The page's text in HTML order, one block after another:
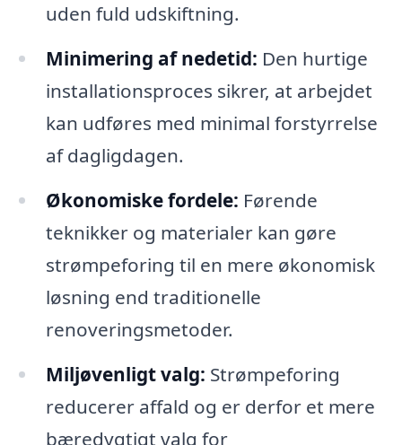
uden fuld udskiftning.
Minimering af nedetid: Den hurtige
installationsproces sikrer, at arbejdet
kan udføres med minimal forstyrrelse
af dagligdagen.
Økonomiske fordele: Førende
teknikker og materialer kan gøre
strømpeforing til en mere økonomisk
løsning end traditionelle
renoveringsmetoder.
Miljøvenligt valg: Strømpeforing
reducerer affald og er derfor et mere
bæredygtigt valg for